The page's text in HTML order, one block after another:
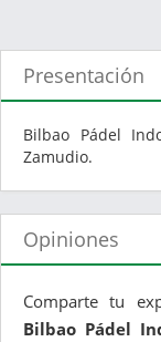
Presentación
Bilbao Pádel
Zamudio.
Opiniones
Comparte tu
Bilbao Pádel